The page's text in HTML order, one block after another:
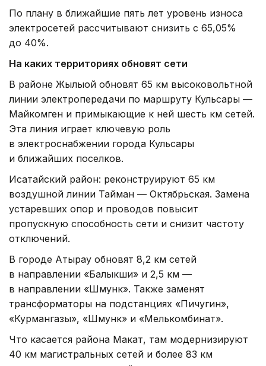
По плану в ближайшие пять лет уровень износа
электросетей рассчитывают снизить с 65,05%
до 40%.
На каких территориях обновят сети
В районе Жылыой обновят 65 км высоковольтной
линии электропередачи по маршруту Кульсары —
Майкомген и примыкающие к ней шесть км сетей.
Эта линия играет ключевую роль
в электроснабжении города Кульсары
и ближайших поселков.
Исатайский район: реконструируют 65 км
воздушной линии Тайман — Октябрьская. Замена
устаревших опор и проводов повысит
пропускную способность сети и снизит частоту
отключений.
В городе Атырау обновят 8,2 км сетей
в направлении «Балыкши» и 2,5 км —
в направлении «Шмунк». Также заменят
трансформаторы на подстанциях «Пичугин»,
«Курмангазы», «Шмунк» и «Мелькомбинат».
Что касается района Макат, там модернизируют
40 км магистральных сетей и более 83 км